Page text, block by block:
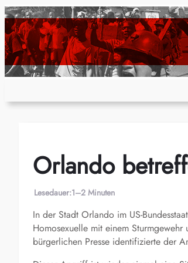
Zum
Inhalt
springen
Orlando
Lesedauer:1–2 Minuten
In der Stadt Orlando im US-
Homosexuelle mit einem
bürgerlichen Presse identifizierte der